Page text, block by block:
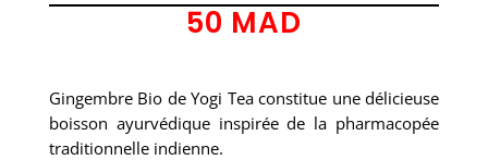
50 MAD
Gingembre Bio de Yogi Tea constitue une délicieuse
boisson ayurvédique inspirée de la pharmacopée
traditionnelle indienne.